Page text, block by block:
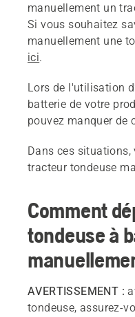
manuellement un
Si vous souhaitez
manuellement une
ici.
Lors de l'utilisation
batterie de votre
pouvez manquer de
Dans ces situations,
tracteur tondeuse
Comment
tondeuse à
AVERTISSEMENT :
tondeuse, assurez-